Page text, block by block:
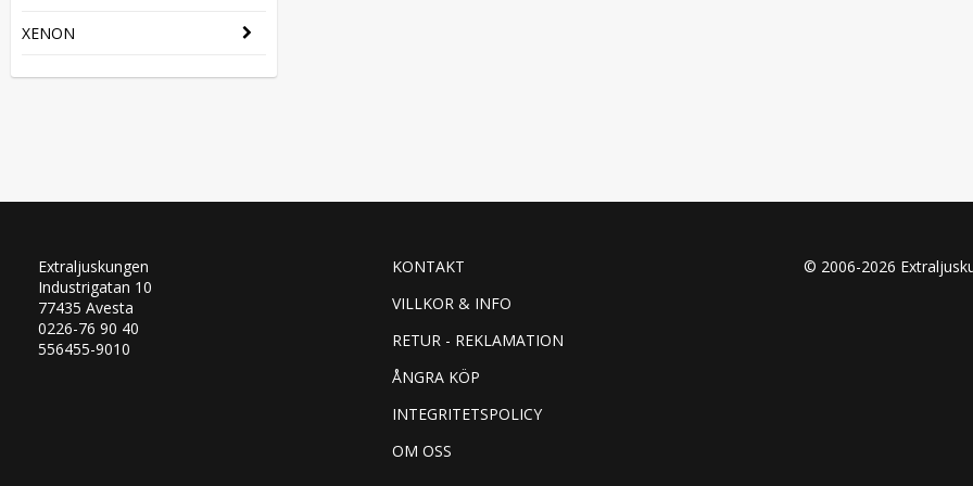
XENON
Extraljuskungen
Industrigatan 10
77435 Avesta
0226-76 90 40
556455-9010
KONTAKT
VILLKOR & INFO
RETUR - REKLAMATION
ÅNGRA KÖP
INTEGRITETSPOLICY
OM OSS
© 2006-2026